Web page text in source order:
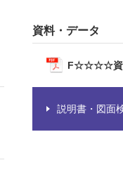
資料・データ
F☆☆☆☆資
説明書・図面